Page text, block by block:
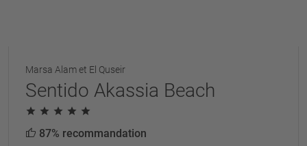
Marsa Alam et El Quseir
Sentido Akassia Beach
87% recommandation